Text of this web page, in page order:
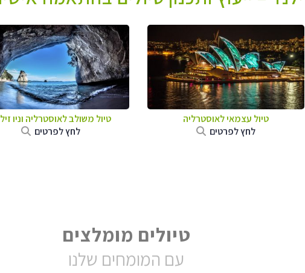
טיול עצמאי לאוסטרליה
לחץ לפרטים
טיול משולב לאוסטרליה וניו
לחץ לפרטים
טיולים מומלצים
עם המומחים שלנו